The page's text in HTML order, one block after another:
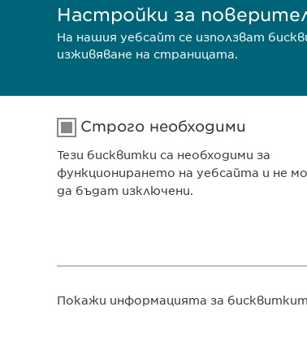
ПОЛИТИКА ЗА
Настройки за
На нашия уебсайт се използват
изживяване на страницата.
Строго необходими
Тези бисквитки са необходими за
функционирането на уебсайта и не
да бъдат изключени.
Покажи информацията за